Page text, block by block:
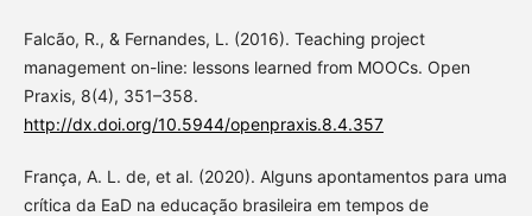
Falcão, R., & Fernandes, L. (2016). Teaching project
management on-line: lessons learned from MOOCs. Open
Praxis, 8(4), 351–358.
http://dx.doi.org/10.5944/openpraxis.8.4.357
França, A. L. de, et al. (2020). Alguns apontamentos para uma
crítica da EaD na educação brasileira em tempos de